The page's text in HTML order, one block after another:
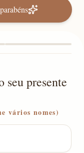
seu presente
vários nomes)